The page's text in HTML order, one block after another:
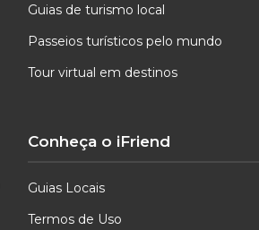
Guias de turismo local
Passeios turísticos pelo mundo
Tour virtual em destinos
Conheça o iFriend
Guias Locais
Termos de Uso